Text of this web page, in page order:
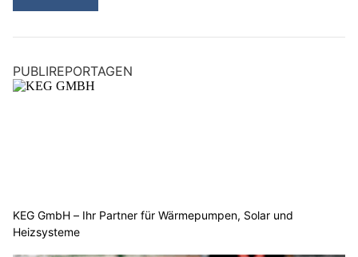
PUBLIREPORTAGEN
KEG GmbH – Ihr Partner für Wärmepumpen, Solar und
Heizsysteme